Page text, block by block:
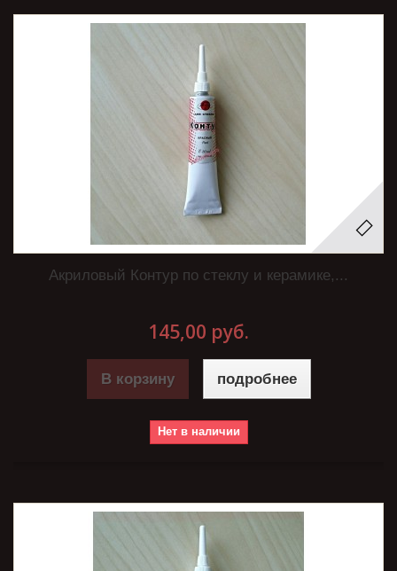
Акриловый Контур по стеклу и керамике,...
145,00 руб.
В корзину подробнее
Нет в наличии